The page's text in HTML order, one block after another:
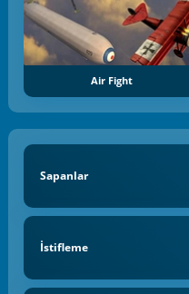
Air Fight
Sapanlar
İstifleme